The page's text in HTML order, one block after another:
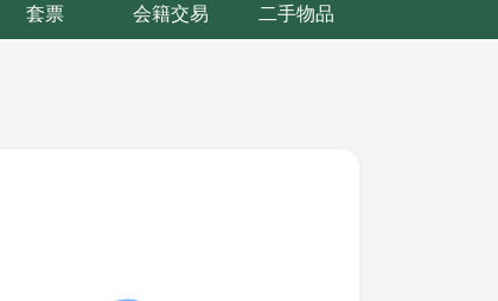
套票 会籍交易 二手物品